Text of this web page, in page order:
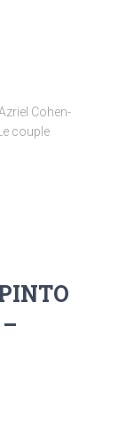
Cohen-
couple